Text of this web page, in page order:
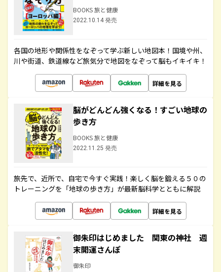
BOOKS 旅と健康
2022.10.14 発売
各国の地形や関係性をなぞって学ぶ新しい地図本！国境や州、
川や街道、鉄道線など旅気分で地図をなぞって脳もイキイキ！
詳細を見る
脳がどんどん強くなる！すごい地球の
歩き方
BOOKS 旅と健康
2022.11.25 発売
旅先で、近所で、自宅で今すぐ実践！楽しく脳を鍛える５０の
トレーニングを「地球の歩き方」が最新脳科学とともに解説
詳細を見る
御朱印はじめました 関東の神社 週
末開運さんぽ
御朱印